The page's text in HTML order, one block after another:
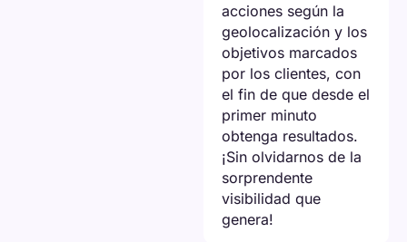
acciones según la
geolocalización y los
objetivos marcados
por los clientes, con
el fin de que desde el
primer minuto
obtenga resultados.
¡Sin olvidarnos de la
sorprendente
visibilidad que
genera!